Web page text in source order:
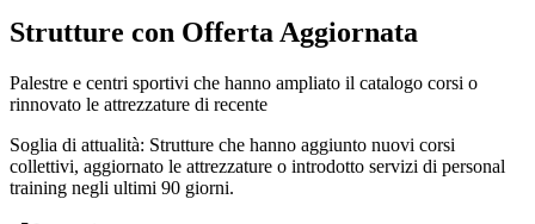
Strutture con Offerta Aggiornata
Palestre e centri sportivi che hanno ampliato il catalogo corsi o
rinnovato le attrezzature di recente
Soglia di attualità: Strutture che hanno aggiunto nuovi corsi
collettivi, aggiornato le attrezzature o introdotto servizi di personal
training negli ultimi 90 giorni.